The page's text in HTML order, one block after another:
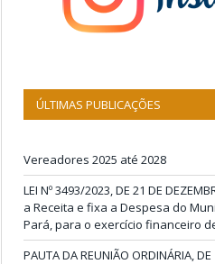
ÚLTIMAS PUBLICAÇÕES
Vereadores 2025 até 2028
LEI Nº 3493/2023, DE 21 DE
a Receita e fixa a Despesa do
Pará, para o exercício financeiro
PAUTA DA REUNIÃO ORDINÁRIA,